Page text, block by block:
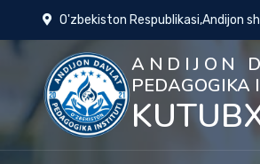
O'zbekiston Respublikasi,Andijon
ANDIJON
PEDAGOGIKA